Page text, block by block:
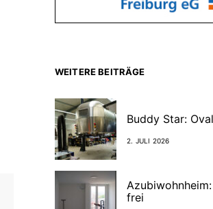
WEITERE BEITRÄGE
Buddy Star:
2. JULI 2026
frei